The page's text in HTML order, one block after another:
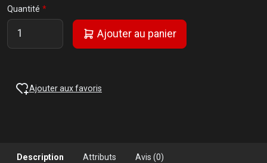
Quantité
Ajouter au panier
Ajouter aux favoris
Description Attributs Avis (0)